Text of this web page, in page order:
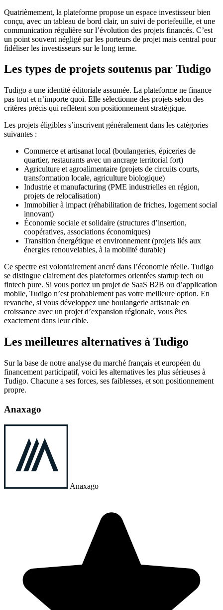
Quatrièmement, la plateforme propose un espace investisseur bien
conçu, avec un tableau de bord clair, un suivi de portefeuille, et une
communication régulière sur l’évolution des projets financés. C’est
un point souvent négligé par les porteurs de projet mais central pour
fidéliser les investisseurs sur le long terme.
Les types de projets soutenus par Tudigo
Tudigo a une identité éditoriale assumée. La plateforme ne finance
pas tout et n’importe quoi. Elle sélectionne des projets selon des
critères précis qui reflètent son positionnement stratégique.
Les projets éligibles s’inscrivent généralement dans les catégories
suivantes :
Commerce et artisanat local (boulangeries, épiceries de
quartier, restaurants avec un ancrage territorial fort)
Agriculture et agroalimentaire (projets de circuits courts,
transformation locale, agriculture biologique)
Industrie et manufacturing (PME industrielles en région,
projets de relocalisation)
Immobilier à impact (réhabilitation de friches, logement social
innovant)
Économie sociale et solidaire (structures d’insertion,
coopératives, associations économiques)
Transition énergétique et environnement (projets liés aux
énergies renouvelables, à la mobilité durable)
Ce spectre est volontairement ancré dans l’économie réelle. Tudigo
se distingue clairement des plateformes orientées startup tech ou
fintech pure. Si vous portez un projet de SaaS B2B ou d’application
mobile, Tudigo n’est probablement pas votre meilleure option. En
revanche, si vous développez une boulangerie artisanale en
croissance avec un projet d’expansion régionale, vous êtes
exactement dans leur cible.
Les meilleures alternatives à Tudigo
Sur la base de notre analyse du marché français et européen du
financement participatif, voici les alternatives les plus sérieuses à
Tudigo. Chacune a ses forces, ses faiblesses, et son positionnement
propre.
Anaxago
Anaxago